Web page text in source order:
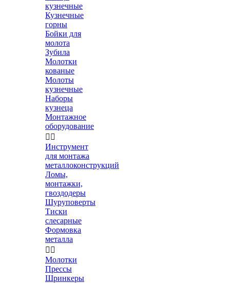
кузнечные
Кузнечные
горны
Бойки для
молота
Зубила
Молотки
кованые
Молоты
кузнечные
Наборы
кузнеца
Монтажное
оборудование
 
Инструмент
для монтажа
металлоконструкций
Ломы,
монтажки,
гвоздодеры
Шуруповерты
Тиски
слесарные
Формовка
металла
 
Молотки
Прессы
Шринкеры